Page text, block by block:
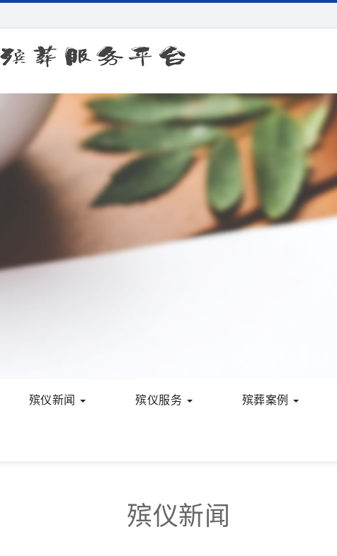
殡仪新闻 殡仪服务 殡葬案例
殡仪新闻